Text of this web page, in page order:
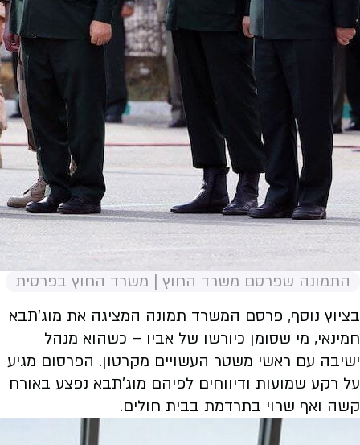
התמונה שפרסם משרד החוץ | משרד החוץ בפרסית
בציוץ נוסף, פרסם המשרד תמונה המציגה את מוג'תבא
חמינאי, מי שסומן כיורשו של אביו – כשהוא מנהל
ישיבה עם ראשי משטר העשויים מקרטון. הפרסום מגיע
על רקע שמועות ודיווחים לפיהם מוג'תבא נפצע באורח
קשה ואף שרוי בתרדמת בבית חולים.